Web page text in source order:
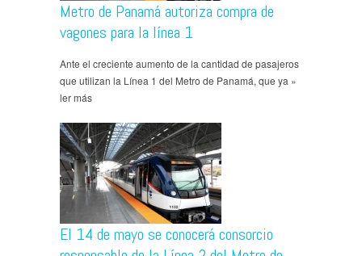
Metro de Panamá autoriza compra de
vagones para la línea 1
Ante el creciente aumento de la cantidad de pasajeros
que utilizan la Línea 1 del Metro de Panamá, que ya »
ler más
El 14 de mayo se conocerá consorcio